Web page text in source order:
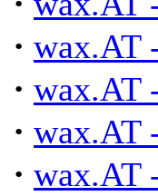
· wax.AT
· wax.AT
· wax.AT
· wax.AT